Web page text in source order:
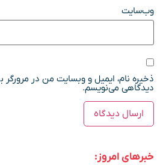
وب‌سایت
ذخیره نام، ایمیل و وبسایت من در مرورگر
دیدگاهی می‌نویسم.
خبرهای امروز: